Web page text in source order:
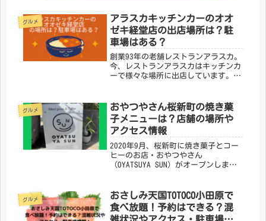
グルメ
アラスカキッチンカーのオオ
ゼキ経堂店の出店場所は？駐
車場はある？
創業93年の老舗レストランアラスカ。
今、レストランアラスカはキッチンカ
ーで様々な場所に出店しています。老
その出店場所の1つ、オオゼキ経堂店
に買いに行く場合、場所はどこなの
か...
グルメ
おやつやさん桜新町の焼き菓
子メニューは？店舗の場所や
アクセス情報
2020年9月、桜新町に焼き菓子とコー
ヒーのお店・おやつやさん
（OYATSUYA SUN）がオープンしまし
とても美味しいお店です。桜新町のお
やつやさん【OYATSUYASU...
グルメ
おさしみ天国TOTOCO小田原で
食べ放題！予約はできる？混